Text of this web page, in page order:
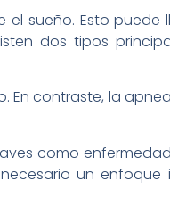
sueño. Esto puede
dos tipos
En contraste, la
como
un enfoque